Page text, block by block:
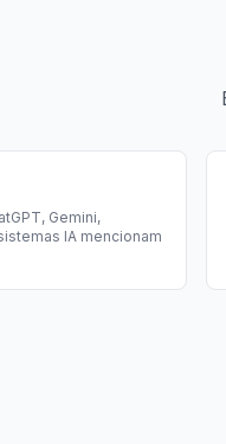
Gemini,
IA mencionam